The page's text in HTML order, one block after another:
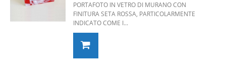
PORTAFOTO IN VETRO DI MURANO CON
FINITURA SETA ROSSA, PARTICOLARMENTE
INDICATO COME I...